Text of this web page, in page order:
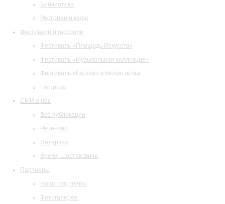
Библиотека
Ресторан и кафе
Фестивали и гастроли
Фестиваль «Площадь Искусств»
Фестиваль «Музыкальная коллекция»
Фестиваль «Барокко в белую ночь»
Гастроли
СМИ о нас
Все публикации
Рецензии
Интервью
Время Шостаковича
Партнеры
Наши партнеры
Фотогалерея